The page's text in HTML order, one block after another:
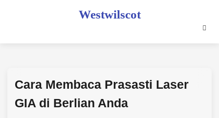
Westwilscot
Cara Membaca Prasasti Laser
GIA di Berlian Anda